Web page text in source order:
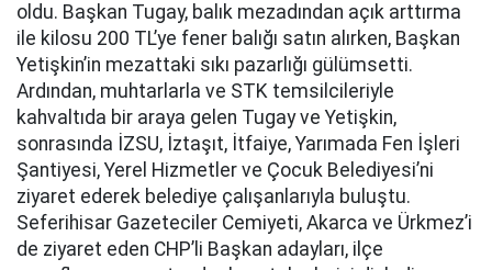
oldu. Başkan Tugay, balık mezadından açık arttırma
ile kilosu 200 TL’ye fener balığı satın alırken, Başkan
Yetişkin’in mezattaki sıkı pazarlığı gülümsetti.
Ardından, muhtarlarla ve STK temsilcileriyle
kahvaltıda bir araya gelen Tugay ve Yetişkin,
sonrasında İZSU, İztaşıt, İtfaiye, Yarımada Fen İşleri
Şantiyesi, Yerel Hizmetler ve Çocuk Belediyesi’ni
ziyaret ederek belediye çalışanlarıyla buluştu.
Seferihisar Gazeteciler Cemiyeti, Akarca ve Ürkmez’i
de ziyaret eden CHP’li Başkan adayları, ilçe